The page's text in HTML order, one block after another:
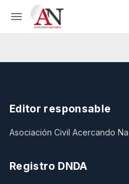
Editor responsable
Asociación Civil Acercando
Registro DNDA